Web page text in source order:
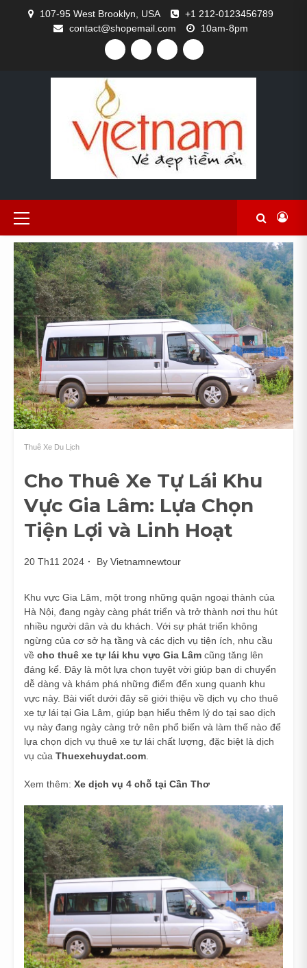
107-95 West Brooklyn, USA
+1 212-0123456789
contact@shopemail.com
10am-8pm
FACEBOOK
TWITTERGITHUBINSTAGRAM
Primary
Menu
Thuê Xe Du Lịch
Cho Thuê Xe Tự Lái Khu
Vực Gia Lâm: Lựa Chọn
Tiện Lợi và Linh Hoạt
20 Th11 2024 By Vietnamnewtour
Khu vực Gia Lâm, một trong những quận ngoại thành của
Hà Nội, đang ngày càng phát triển và trở thành nơi thu hút
nhiều người dân và du khách. Với sự phát triển không
ngừng của cơ sở hạ tầng và các dịch vụ tiện ích, nhu cầu
về cho thuê xe tự lái khu vực Gia Lâm cũng tăng lên
đáng kể. Đây là một lựa chọn tuyệt vời giúp bạn di chuyển
dễ dàng và khám phá những điểm đến xung quanh khu
vực này. Bài viết dưới đây sẽ giới thiệu về dịch vụ cho thuê
xe tự lái tại Gia Lâm, giúp bạn hiểu thêm lý do tại sao dịch
vụ này đang ngày càng trở nên phổ biến và làm thế nào để
lựa chọn dịch vụ thuê xe tự lái chất lượng, đặc biệt là dịch
vụ của Thuexehuydat.com.
Xem thêm: Xe dịch vụ 4 chỗ tại Cần Thơ